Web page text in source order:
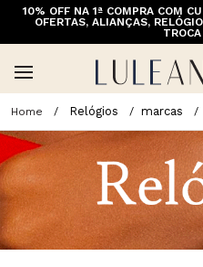
10% OFF NA 1ª COMPRA COM
OFERTAS, ALIANÇAS,
Relógios marcas